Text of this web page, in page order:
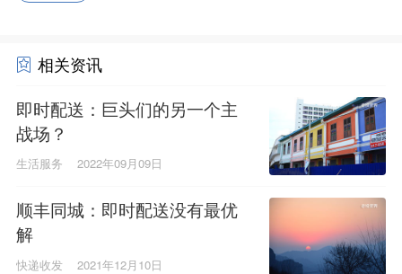
相关资讯
即时配送：巨头们的另一个主
战场？
生活服务 2022年09月09日
顺丰同城：即时配送没有最优
解
快递收发 2021年12月10日